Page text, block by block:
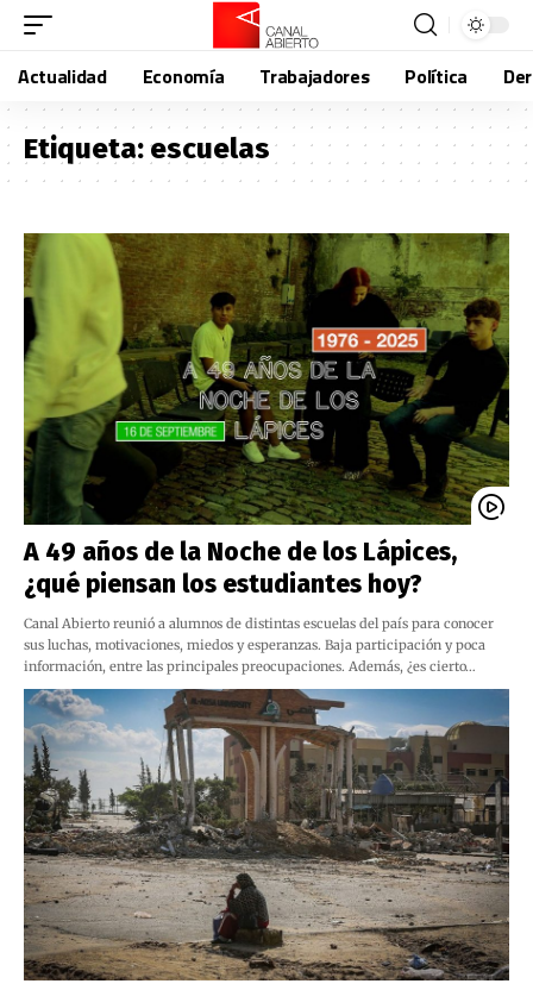
Actualidad Economía Trabajadores Política
Etiqueta:escuelas
A 49 años de la Noche de los Lápices,
¿qué piensan los estudiantes hoy?
Canal Abierto reunió a alumnos de distintas escuelas del país para conocer
sus luchas, motivaciones, miedos y esperanzas. Baja participación y poca
información, entre las principales preocupaciones. Además, ¿es cierto…